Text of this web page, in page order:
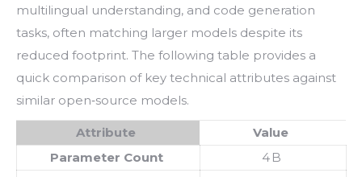
multilingual understanding, and code generation
tasks, often matching larger models despite its
reduced footprint. The following table provides a
quick comparison of key technical attributes against
similar open‑source models.
Attribute
Value
Parameter Count
4 B